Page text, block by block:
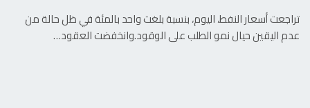
تراجعت أسعار النفط، اليوم، بنسبة بلغت واحد بالمئة في ظل حالة من
عدم اليقين حيال نمو الطلب على الوقود.وانخفضت العقود…